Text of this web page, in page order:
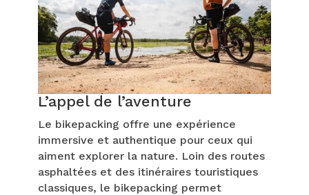
L’appel de l’aventure
Le bikepacking offre une expérience
immersive et authentique pour ceux qui
aiment explorer la nature. Loin des routes
asphaltées et des itinéraires touristiques
classiques, le bikepacking permet